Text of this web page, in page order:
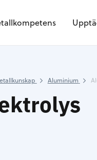
Aluminium